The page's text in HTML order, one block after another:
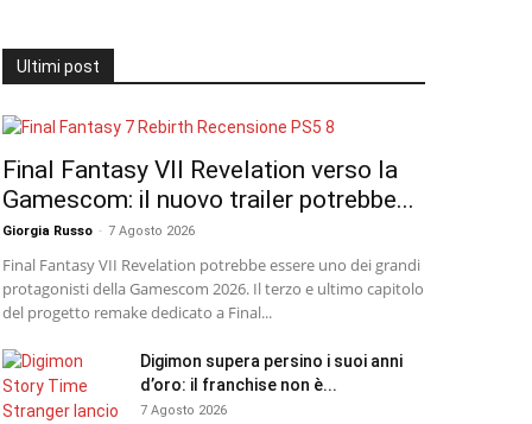
Ultimi post
Final Fantasy VII Revelation verso la
Gamescom: il nuovo trailer potrebbe...
Giorgia Russo - 7 Agosto 2026
Final Fantasy VII Revelation potrebbe essere uno dei grandi
protagonisti della Gamescom 2026. Il terzo e ultimo capitolo
del progetto remake dedicato a Final...
Digimon supera persino i suoi anni
d’oro: il franchise non è...
7 Agosto 2026